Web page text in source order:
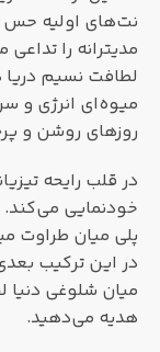
نت‌های اولیه حس
مدیترانه را
لطافت نسیم
میوه‌ای انرژی و
روزهای روشن و
در قلب رایحه
خودنمایی می‌کند.
پلی میان طراوت
در این ترکیب
میان شلوغی دنیا
هدیه می‌دهید.